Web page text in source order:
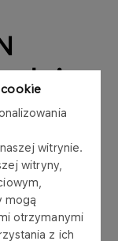
witrynie.
witryny,
mogą
otrzymanymi
z ich
in
Akcyjna
on 19 June
Central